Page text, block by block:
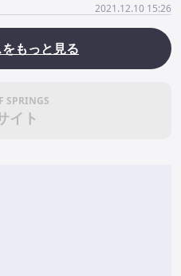
2021.12.10 15:26
もっと見る
SPRINGS
イト